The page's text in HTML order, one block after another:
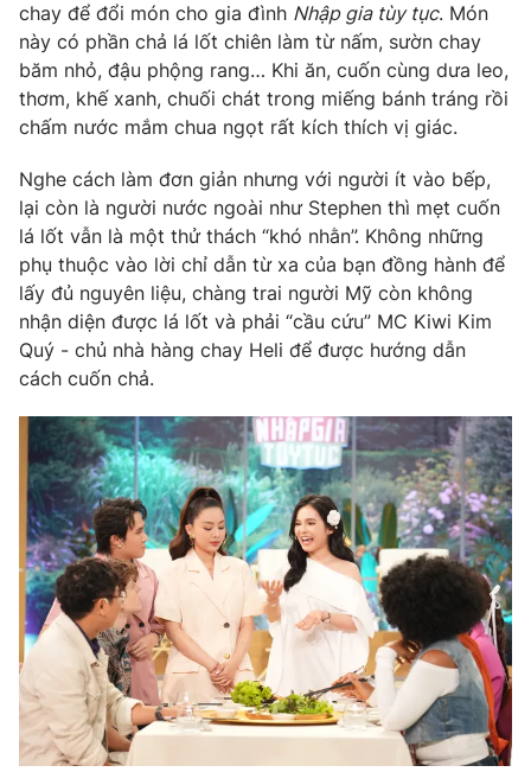
Thị trường 24h Tấm lòng Việt
VTV4 Vươn mình bằng AI
Liên hệ tòa soạn English
THỜI BÁO VTV
Theo dõi báo trên
Cơ quan chủ quản:Đài Truyền hình Việt Nam
Cơ quan báo chí:Thời báo VTV
Giấy phép hoạt động báo in và báo điện tử số 483/GP-BTTTT
cấp ngày 29/12/2023
Tổng Biên tập:Vũ Thanh Thủy
Phó Tổng Biên tập:Nguyễn Thị Mỹ Hạnh, Phạm Quốc Thắng,
Nguyễn Trọng Ninh
Tổng đài VTV:
chay để đổi món cho gia đình Nhập gia tùy tục. Món
này có phần chả lá lốt chiên làm từ nấm, sườn chay
băm nhỏ, đậu phộng rang… Khi ăn, cuốn cùng dưa leo,
thơm, khế xanh, chuối chát trong miếng bánh tráng rồi
chấm nước mắm chua ngọt rất kích thích vị giác.
Nghe cách làm đơn giản nhưng với người ít vào bếp,
lại còn là người nước ngoài như Stephen thì mẹt cuốn
lá lốt vẫn là một thử thách “khó nhằn”. Không những
phụ thuộc vào lời chỉ dẫn từ xa của bạn đồng hành để
lấy đủ nguyên liệu, chàng trai người Mỹ còn không
nhận diện được lá lốt và phải “cầu cứu” MC Kiwi Kim
Quý - chủ nhà hàng chay Heli để được hướng dẫn
cách cuốn chả.